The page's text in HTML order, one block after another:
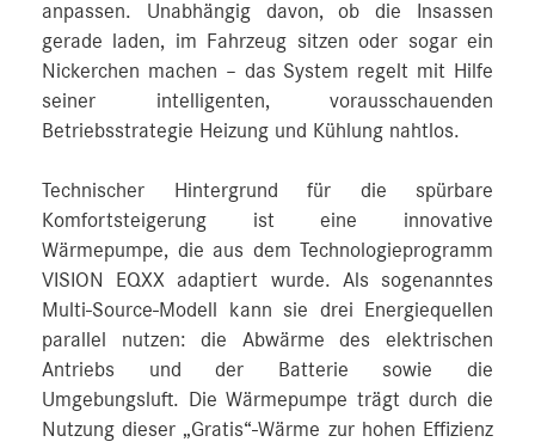
anpassen. Unabhängig davon, ob die Insassen
gerade laden, im Fahrzeug sitzen oder sogar ein
Nickerchen machen – das System regelt mit Hilfe
seiner intelligenten, vorausschauenden
Betriebsstrategie Heizung und Kühlung nahtlos.
Technischer Hintergrund für die spürbare
Komfortsteigerung ist eine innovative
Wärmepumpe, die aus dem Technologieprogramm
VISION EQXX adaptiert wurde. Als sogenanntes
Multi-Source-Modell kann sie drei Energiequellen
parallel nutzen: die Abwärme des elektrischen
Antriebs und der Batterie sowie die
Umgebungsluft. Die Wärmepumpe trägt durch die
Nutzung dieser „Gratis“-Wärme zur hohen Effizienz